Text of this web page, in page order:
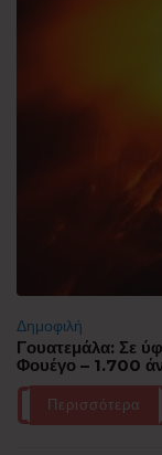
Δημοφιλή
Γουατεμάλα: Σε
Φουέγο – 1.700
Περισσότερα